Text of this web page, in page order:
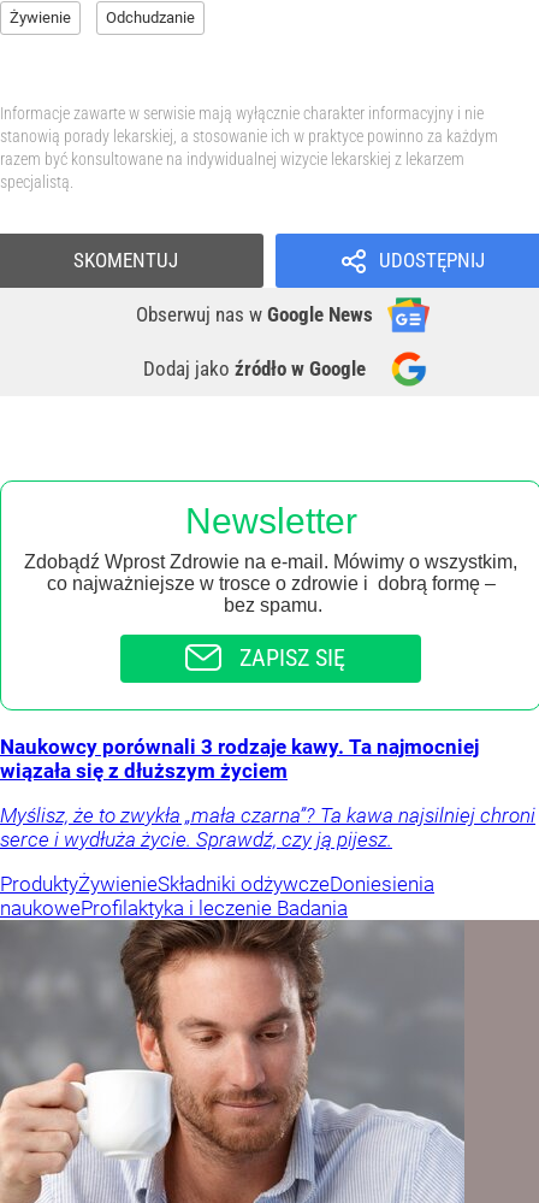
Żywienie Odchudzanie
Informacje zawarte w serwisie mają wyłącznie charakter informacyjny i nie
stanowią porady lekarskiej, a stosowanie ich w praktyce powinno za każdym
razem być konsultowane na indywidualnej wizycie lekarskiej z lekarzem
specjalistą.
UDOSTĘPNIJ
Obserwuj nas w Google News
Dodaj jako źródło w Google
SKOMENTUJ
Newsletter
Zdobądź Wprost Zdrowie na e-mail. Mówimy o wszystkim,
co najważniejsze w trosce o zdrowie i dobrą formę –
bez spamu.
ZAPISZ SIĘ
Naukowcy porównali 3 rodzaje kawy. Ta najmocniej
wiązała się z dłuższym życiem
Myślisz, że to zwykła „mała czarna”? Ta kawa najsilniej chroni
serce i wydłuża życie. Sprawdź, czy ją pijesz.
ProduktyŻywienieSkładniki odżywczeDoniesienia
naukoweProfilaktyka i leczenie Badania